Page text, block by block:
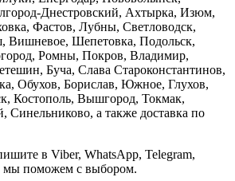
Днестровский, Ахтырка, Изюм,
Фастов, Лубны, Светловодск,
Вишневое, Шепетовка, Подольск,
Ромны, Покров, Владимир,
Буча, Слава Староконстантинов,
Обухов, Борислав, Южное, Глухов,
Костополь, Вышгород, Токмак,
Синельниково, а также доставка по
в Viber, WhatsApp, Telegram,
мы поможем с выбором.